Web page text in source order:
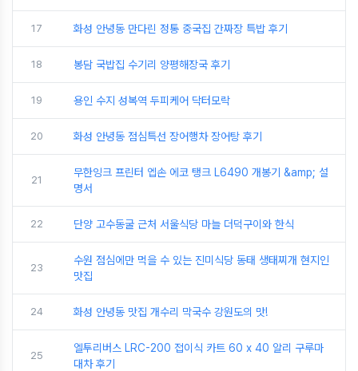
17 화성 안녕동 만다린 정통 중국집 간짜장 특밥 후기
18 봉담 국밥집 수기리 양평해장국 후기
19 용인 수지 성복역 두피케어 닥터모락
20 화성 안녕동 점심특선 장어행차 장어탕 후기
21
무한잉크 프린터 엡손 에코 탱크 L6490 개봉기 &amp; 설
명서
22 단양 고수동굴 근처 서울식당 마늘 더덕구이와 한식
23
수원 점심에만 먹을 수 있는 진미식당 동태 생태찌개 현지인
맛집
24 화성 안녕동 맛집 개수리 막국수 강원도의 맛!
25
엘투리버스 LRC-200 접이식 카트 60 x 40 알리 구루마
대차 후기